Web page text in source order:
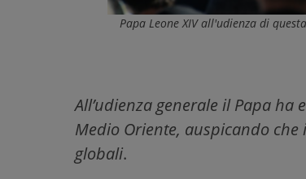
Papa Leone XIV all'udienza di
All’udienza generale il Papa
Medio Oriente, auspicando
globali.